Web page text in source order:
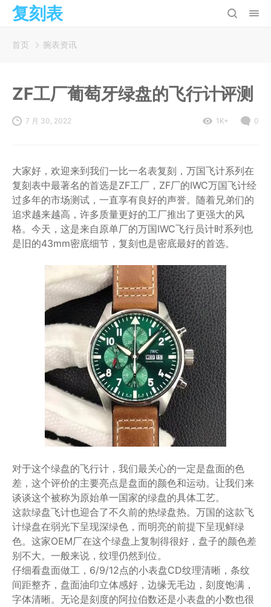
复刻表
首页 腕表资讯
ZF工厂葡萄牙绿盘的飞行计评测
7 月 30, 2022 1K+ 0
大家好，欢迎来到我们一比一名表复刻，万国飞计系列在
复刻表中最著名的首选是ZF工厂，ZF厂的IWC万国飞计经
过多年的市场测试，一直享有良好的声誉。随着兄弟们的
追求越来越高，许多质量更好的工厂推出了更强大的风
格。今天，这是来自原单厂的万国IWC飞行员计时系列也
是旧的43mm密底细节，复刻也是密底最好的首选。
对于这个绿盘的飞行计，我们最关心的一定是盘面的色
差，这个评价的主要亮点是盘面的颜色和运动。让我们来
谈谈这个被称为原始单一国家的绿盘的具体工艺。
这款绿盘飞计也迎合了不久前的热绿盘热。万国的这款飞
计绿盘在弱光下呈现深绿色，而明亮的前提下呈现鲜绿
色。这家OEM厂在这个绿盘上复制得很好，盘子的颜色差
别不大。一般来说，纹理仍然到位。
仔细看盘面做工，6/9/12点的小表盘CD纹理清晰，条纹
间距整齐，盘面油印立体感好，边缘无毛边，刻度饱满，
字体清晰。无论是刻度的阿拉伯数还是小表盘的小数也很